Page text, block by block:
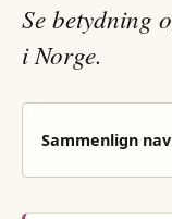
Se betydning
i Norge.
Sammenlign